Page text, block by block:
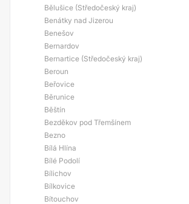
Bělušice (Středočeský kraj)
Benátky nad Jizerou
Benešov
Bernardov
Bernartice (Středočeský kraj)
Beroun
Beřovice
Běrunice
Běštín
Bezděkov pod Třemšínem
Bezno
Bílá Hlína
Bílé Podolí
Bílichov
Bílkovice
Bítouchov